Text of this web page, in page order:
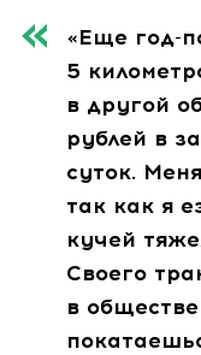
«Еще год-
5
в другой
рублей в
суток.
так как я
кучей
Своего
в